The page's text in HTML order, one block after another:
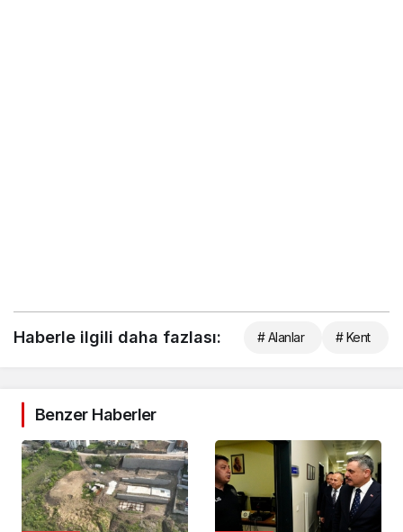
Haberle ilgili daha fazlası: # Alanlar # Kent
Benzer Haberler